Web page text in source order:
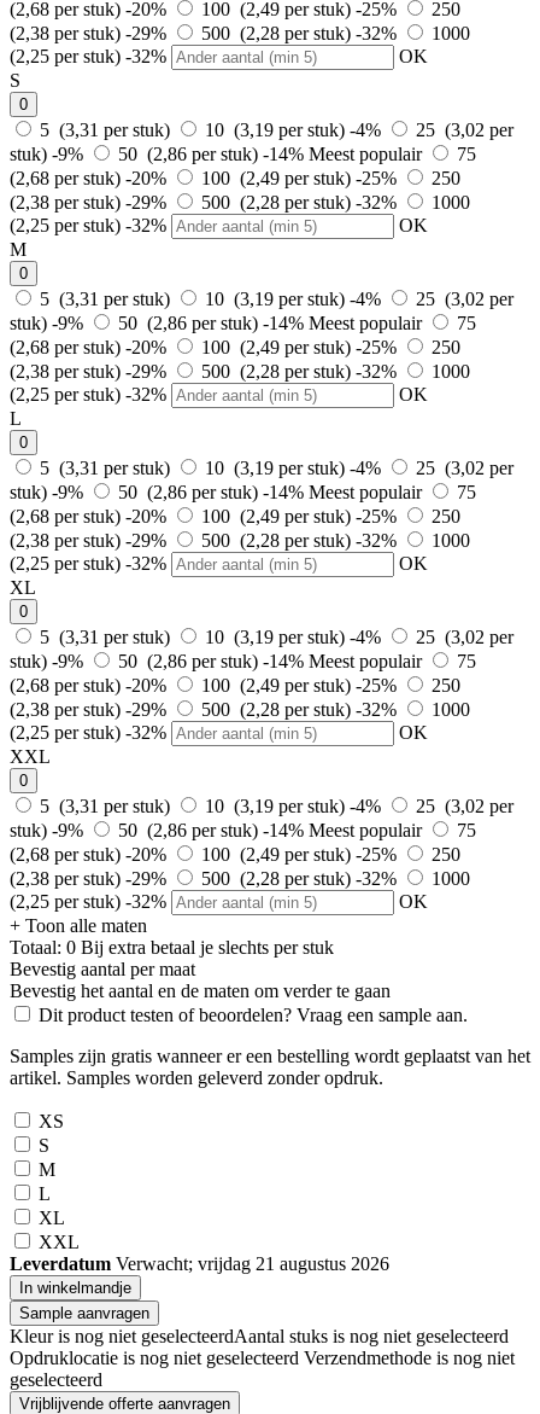
(2,68 per stuk) -20% 100 (2,49 per stuk) -25%
250
(2,38 per stuk) -29% 500 (2,28 per stuk) -32%
1000
(2,25 per stuk) -32%
OK
S
0
5 (3,31 per stuk) 10 (3,19 per stuk) -4%
25 (3,02 per
stuk) -9% 50 (2,86 per stuk) -14% Meest populair
75
(2,68 per stuk) -20% 100 (2,49 per stuk) -25%
250
(2,38 per stuk) -29% 500 (2,28 per stuk) -32%
1000
(2,25 per stuk) -32%
OK
M
0
5 (3,31 per stuk) 10 (3,19 per stuk) -4%
25 (3,02 per
stuk) -9% 50 (2,86 per stuk) -14% Meest populair
75
(2,68 per stuk) -20% 100 (2,49 per stuk) -25%
250
(2,38 per stuk) -29% 500 (2,28 per stuk) -32%
1000
(2,25 per stuk) -32%
OK
L
0
5 (3,31 per stuk) 10 (3,19 per stuk) -4%
25 (3,02 per
stuk) -9% 50 (2,86 per stuk) -14% Meest populair
75
(2,68 per stuk) -20% 100 (2,49 per stuk) -25%
250
(2,38 per stuk) -29% 500 (2,28 per stuk) -32%
1000
(2,25 per stuk) -32%
OK
XL
0
5 (3,31 per stuk) 10 (3,19 per stuk) -4%
25 (3,02 per
stuk) -9% 50 (2,86 per stuk) -14% Meest populair
75
(2,68 per stuk) -20% 100 (2,49 per stuk) -25%
250
(2,38 per stuk) -29% 500 (2,28 per stuk) -32%
1000
(2,25 per stuk) -32%
OK
XXL
0
5 (3,31 per stuk) 10 (3,19 per stuk) -4%
25 (3,02 per
stuk) -9% 50 (2,86 per stuk) -14% Meest populair
75
(2,68 per stuk) -20% 100 (2,49 per stuk) -25%
250
(2,38 per stuk) -29% 500 (2,28 per stuk) -32%
1000
(2,25 per stuk) -32%
OK
+ Toon alle maten
Totaal: 0 Bij extra betaal je slechts per stuk
Bevestig aantal per maat
Bevestig het aantal en de maten om verder te gaan
Dit product testen of beoordelen? Vraag een sample aan.
Samples zijn gratis wanneer er een bestelling wordt geplaatst van het
artikel. Samples worden geleverd zonder opdruk.
XS
S
M
L
XL
XXL
Leverdatum Verwacht; vrijdag 21 augustus 2026
In winkelmandje
Sample aanvragen
Kleur is nog niet geselecteerdAantal stuks is nog niet geselecteerd
Opdruklocatie is nog niet geselecteerd Verzendmethode is nog niet
geselecteerd
Vrijblijvende offerte aanvragen